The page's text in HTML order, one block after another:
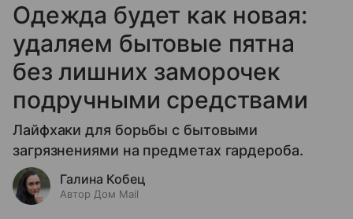
Одежда будет как новая:
удаляем бытовые пятна
без лишних заморочек
подручными средствами
Лайфхаки для борьбы с бытовыми
загрязнениями на предметах гардероба.
Галина Кобец
Автор Дом Mail